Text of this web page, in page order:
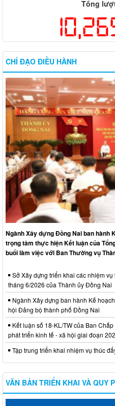
Tổng
CHỈ ĐẠO ĐIỀU HÀNH
Ngành Xây dựng Đồng Nai ban hành
trọng tâm thực hiện Kết luận của
buổi làm việc với Ban Thường vụ
Sở Xây dựng triển khai các nhiệm
tháng 6/2026 của Thành ủy Đồng Nai
Ngành Xây dựng ban hành Kế
hội Đảng bộ thành phố Đồng Nai
Kết luận số 18-KL/TW của Ban
phát triển kinh tế - xã hội giai đoạn
Tập trung triển khai nhiệm vụ thúc
VĂN BẢN TRIỂN KHAI VÀ QUY